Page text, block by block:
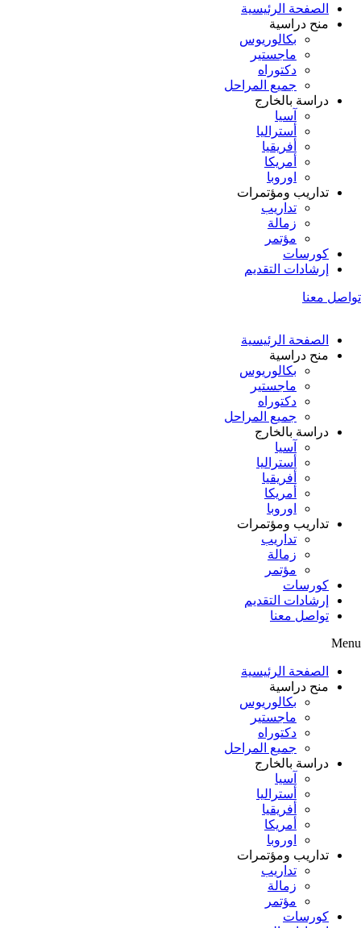
الصفحة الرئيسية
منح دراسية
بكالوريوس
ماجستير
دكتوراه
جميع المراحل
دراسة بالخارج
آسيا
أستراليا
أفريقيا
أمريكا
اوروبا
تداريب ومؤتمرات
تداريب
زمالة
مؤتمر
كورسات
إرشادات التقديم
تواصل معنا
الصفحة الرئيسية
منح دراسية
بكالوريوس
ماجستير
دكتوراه
جميع المراحل
دراسة بالخارج
آسيا
أستراليا
أفريقيا
أمريكا
اوروبا
تداريب ومؤتمرات
تداريب
زمالة
مؤتمر
كورسات
إرشادات التقديم
تواصل معنا
Menu
الصفحة الرئيسية
منح دراسية
بكالوريوس
ماجستير
دكتوراه
جميع المراحل
دراسة بالخارج
آسيا
أستراليا
أفريقيا
أمريكا
اوروبا
تداريب ومؤتمرات
تداريب
زمالة
مؤتمر
كورسات